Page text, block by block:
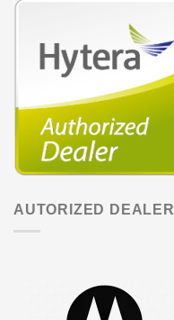
AUTORIZED DEALER